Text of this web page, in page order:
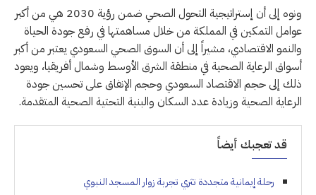
ونوه إلى أن إستراتيجية التحول الصحي ضمن رؤية 2030 هي من أكبر
عوامل التمكين في المملكة من خلال مساهمتها في رفع جودة الحياة
والنمو الاقتصادي، مشيراً إلى أن السوق الصحي السعودي يعتبر من أكبر
أسواق الرعاية الصحية في منطقة الشرق الأوسط وشمال أفريقيا، ويعود
ذلك إلى حجم الاقتصاد السعودي وحجم الإنفاق على تحسين جودة
الرعاية الصحية وزيادة عدد السكان والبنية التحتية الصحية المتقدمة.
قد تعجبك أيضاً
رحلة إيمانية متجددة تثري تجربة زوار المسجد النبوي